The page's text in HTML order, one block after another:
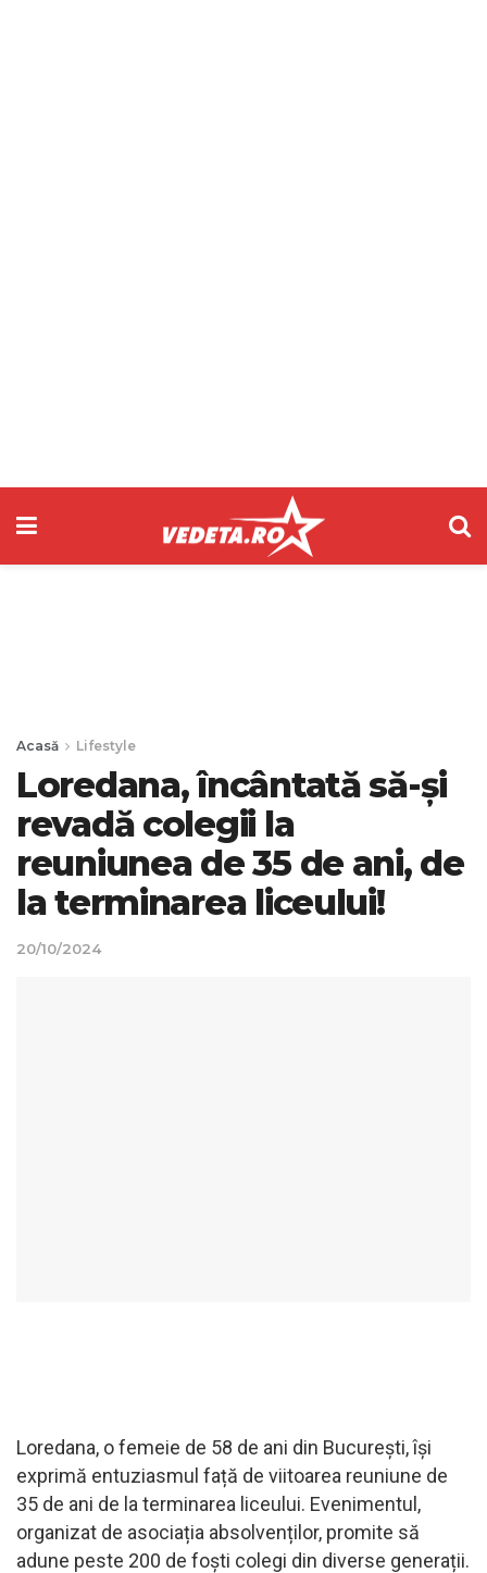
Acasă Lifestyle
Loredana, încântată să-și
revadă colegii la
reuniunea de 35 de ani, de
la terminarea liceului!
20/10/2024
Loredana, o femeie de 58 de ani din București, își
exprimă entuziasmul față de viitoarea reuniune de
35 de ani de la terminarea liceului. Evenimentul,
organizat de asociația absolvenților, promite să
adune peste 200 de foști colegi din diverse generații.